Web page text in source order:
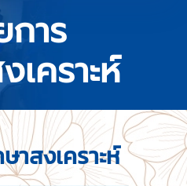
การ
คราะห์
าสงเคราะห์